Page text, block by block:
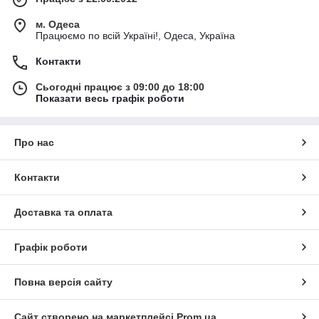
м. Одеса
Працюємо по всій Україні!, Одеса, Україна
Контакти
Сьогодні працює з 09:00 до 18:00
Показати весь графік роботи
Про нас
Контакти
Доставка та оплата
Графік роботи
Повна версія сайту